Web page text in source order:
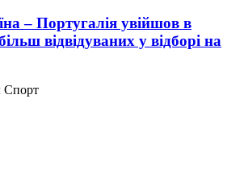
– Португалія увійшов в
відвідуваних у відборі на
Спорт